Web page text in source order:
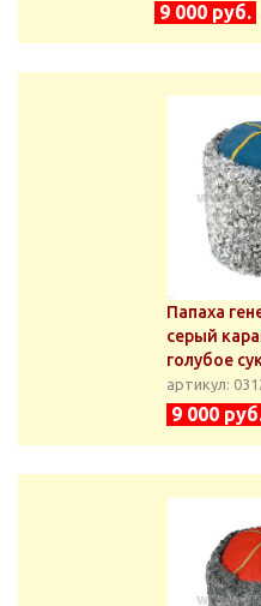
9 000 руб.
Папаха
серый
голубое
артикул:
9 000